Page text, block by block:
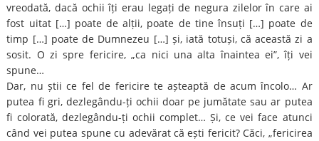
vreodată, dacă ochii îți erau legați de negura zilelor în care ai
fost uitat […] poate de alții, poate de tine însuți […] poate de
timp […] poate de Dumnezeu […] și, iată totuși, că această zi a
sosit. O zi spre fericire, „ca nici una alta înaintea ei”, îți vei
spune…
Dar, nu știi ce fel de fericire te așteaptă de acum încolo… Ar
putea fi gri, dezlegându-ți ochii doar pe jumătate sau ar putea
fi colorată, dezlegându-ți ochii complet… Și, ce vei face atunci
când vei putea spune cu adevărat că ești fericit? Căci, „fericirea